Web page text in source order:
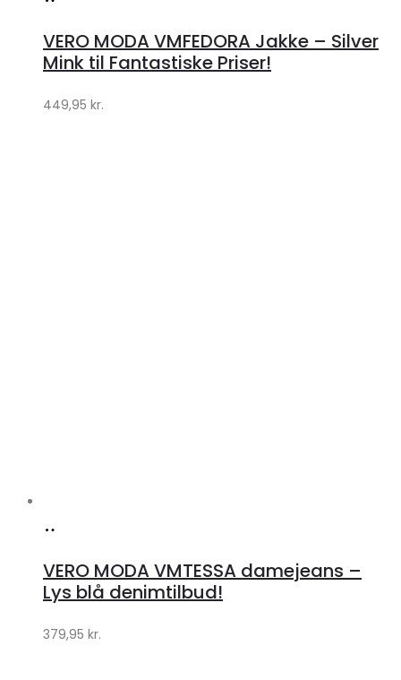
Klædeskabet.dk
VERO MODA VMFEDORA Jakke – Silver
Mink til Fantastiske Priser!
449,95 kr.
Klædeskabet.dk
VERO MODA VMTESSA damejeans –
Lys blå denimtilbud!
379,95 kr.